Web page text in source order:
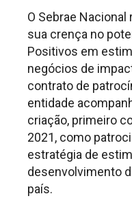
O Sebrae
sua crença no
Positivos em
negócios de
contrato de
entidade
criação, primeiro
2021, como
estratégia de
desenvolvimento
país.